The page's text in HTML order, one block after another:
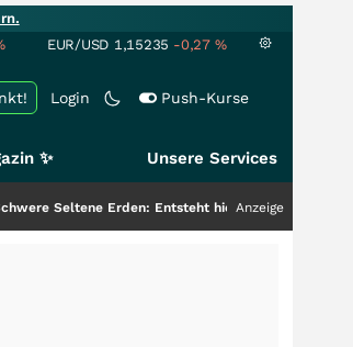
EUR/USD 1,15235 -0,27 %
Login Push-Kurse
✨ Unsere Services
Erden: Entsteht hier die nächste Milliardenstory?
Anzeige